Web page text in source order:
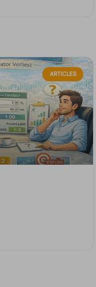
ARTICLES